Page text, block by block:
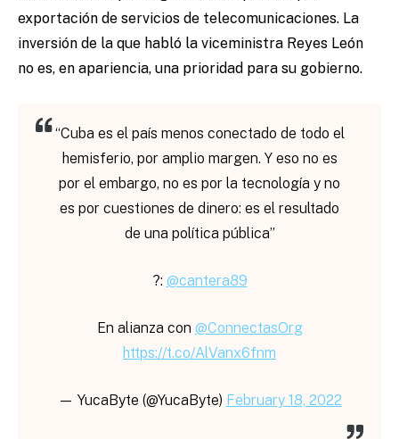
exportación de servicios de telecomunicaciones. La
inversión de la que habló la viceministra Reyes León
no es, en apariencia, una prioridad para su gobierno.
“Cuba es el país menos conectado de todo el
hemisferio, por amplio margen. Y eso no es
por el embargo, no es por la tecnología y no
es por cuestiones de dinero: es el resultado
de una política pública”
?: @cantera89
En alianza con @ConnectasOrg
https://t.co/AlVanx6fnm
— YucaByte (@YucaByte) February 18, 2022